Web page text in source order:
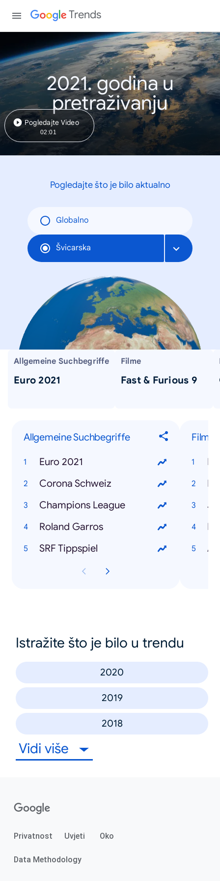
Trends
2021. godina u
pretraživanju
Pogledajte Video
02:01
Pogledajte što je bilo aktualno
Globalno
Švicarska
Allgemeine Suchbegriffe
Euro 2021
Filme
Fast & Furious 9
Allgemeine Suchbegriffe
Euro 2021
Corona Schweiz
Champions League
Roland Garros
SRF Tippspiel
Filme
Istražite što je bilo u trendu
2020
2019
2018
Vidi više
Privatnost Uvjeti Oko
Data Methodology